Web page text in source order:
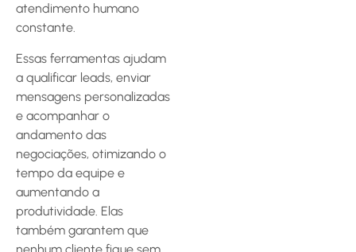
atendimento humano
constante.
Essas ferramentas ajudam
a qualificar leads, enviar
mensagens personalizadas
e acompanhar o
andamento das
negociações, otimizando o
tempo da equipe e
aumentando a
produtividade. Elas
também garantem que
nenhum cliente fique sem